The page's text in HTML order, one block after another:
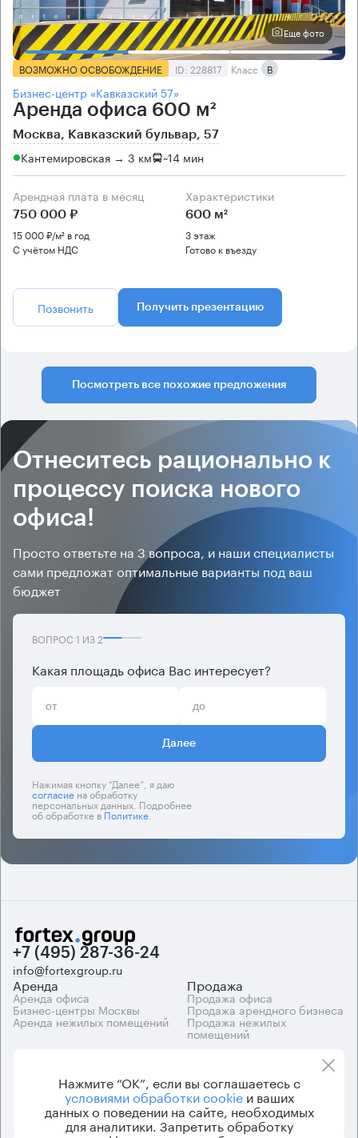
Еще фото
ВОЗМОЖНО ОСВОБОЖДЕНИЕ ID: 228817 Класс B
Бизнес-центр «Кавказский 57»
Аренда офиса 600 м²
Москва, Кавказский бульвар, 57
Кантемировская → 3 км ~14 мин
Арендная плата в месяц
750 000 ₽
15 000 ₽/м² в год
С учётом НДС
Характеристики
600 м²
3 этаж
Готово к въезду
Позвонить Получить презентацию
Посмотреть все похожие предложения
Отнеситесь рационально к
процессу поиска нового
офиса!
Просто ответьте на 3 вопроса, и наши специалисты
сами предложат оптимальные варианты под ваш
бюджет
ВОПРОС 1 ИЗ2
Какая площадь офиса Вас интересует?
Далее
Нажимая кнопку “Далее”, я даю
согласиена обработку
персональных данных. Подробнее
об обработке вПолитике.
+7 (495) 287-36-24
info@fortexgroup.ru
Аренда
Аренда офиса
Бизнес-центры Москвы
Аренда нежилых помещений
Продажа
Продажа офиса
Продажа арендного бизнеса
Продажа нежилых
помещений
Каталог бизнес-центров О компании
Вакансии
Контакты
Нажмите “ОК”, если вы соглашаетесь с
условиями обработки cookieи ваших
данных о поведении на сайте, необходимых
для аналитики. Запретить обработку